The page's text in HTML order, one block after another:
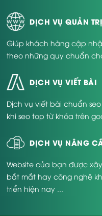
DỊCH VỤ QUẢN TRỊ
Giúp khách hàng cập
theo những quy chuẩn
DỊCH VỤ VIẾT BÀI
Dịch vụ viết bài chuẩn
khi seo top từ khóa trên
DỊCH VỤ NÂNG
Website của bạn được
bắt mắt hay công nghệ
triển hiện nay ...